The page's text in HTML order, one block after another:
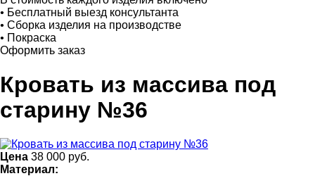
• Бесплатный выезд консультанта
• Сборка изделия на производстве
• Покраска
Оформить заказ
Кровать из массива под
старину №36
Цена 38 000 руб.
Материал: